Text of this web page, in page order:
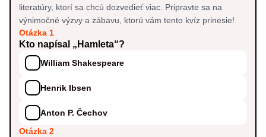
literatúry, ktorí sa chcú dozvedieť viac. Pripravte sa na
výnimočné výzvy a zábavu, ktorú vám tento kvíz prinesie!
Otázka 1
Kto napísal „Hamleta“?
William Shakespeare
Henrik Ibsen
Anton P. Čechov
Otázka 2